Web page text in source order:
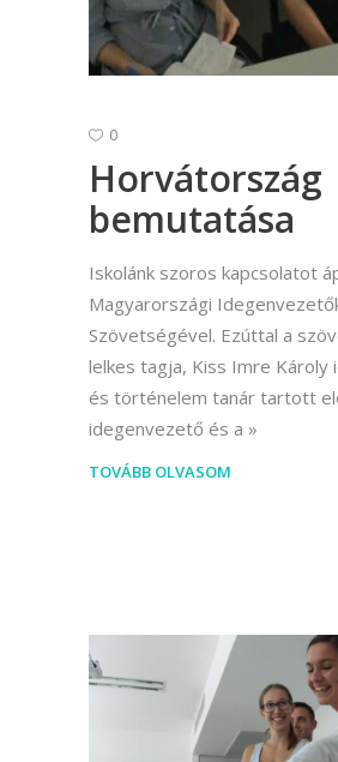
0
Horvátország
bemutatása
Iskolánk szoros kapcsolatot
Magyarországi
Szövetségével. Ezúttal a
lelkes tagja, Kiss Imre Károly
és történelem tanár tartott
idegenvezető és a
TOVÁBB OLVASOM